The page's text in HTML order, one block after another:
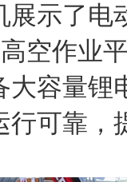
展示了电
空作业
大容量锂
行可靠，